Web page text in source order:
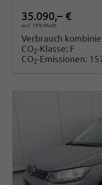
35.090,– €
incl. 19% MwSt.
Verbrauch
CO2-Klasse: F
CO2-Emissionen: